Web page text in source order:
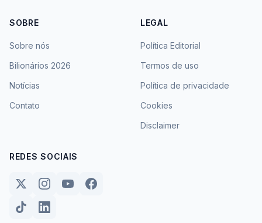
SOBRE
Sobre nós
Bilionários 2026
Notícias
Contato
LEGAL
Política Editorial
Termos de uso
Política de privacidade
Cookies
Disclaimer
REDES SOCIAIS